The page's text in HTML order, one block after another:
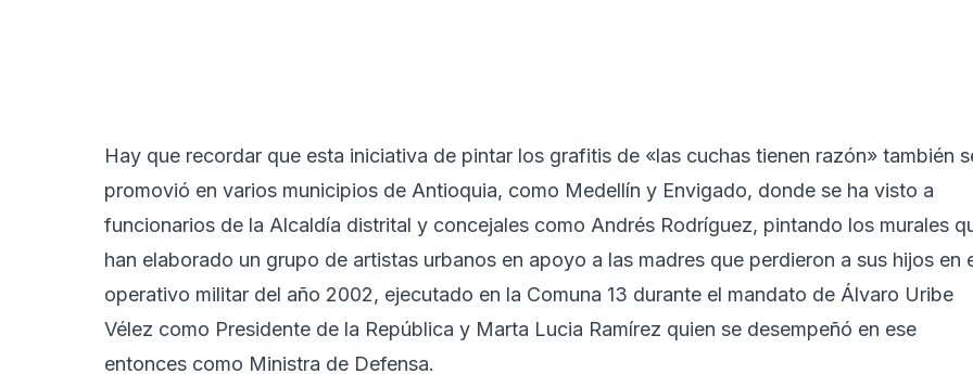
Hay que recordar que esta iniciativa de pintar los grafitis de «las cuchas tienen razón» también
promovió en varios municipios de Antioquia, como Medellín y Envigado, donde se ha visto a
funcionarios de la Alcaldía distrital y concejales como Andrés Rodríguez, pintando los murales
han elaborado un grupo de artistas urbanos en apoyo a las madres que perdieron a sus hijos en
operativo militar del año 2002, ejecutado en la Comuna 13 durante el mandato de Álvaro Uribe
Vélez como Presidente de la República y Marta Lucia Ramírez quien se desempeñó en ese
entonces como Ministra de Defensa.